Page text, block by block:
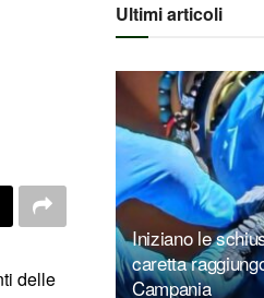
delle
Ultimi articoli
Iniziano le
caretta
Campania